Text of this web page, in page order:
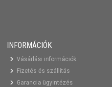
INFORMÁCIÓK
Vásárlási információk
Fizetés és szállítás
Garancia ügyintézés